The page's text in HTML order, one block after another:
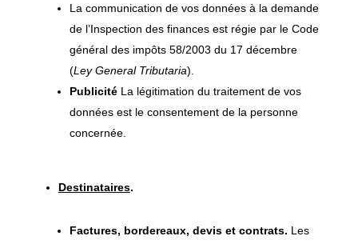
La communication de vos données à la demande
de l’Inspection des finances est régie par le Code
général des impôts 58/2003 du 17 décembre
(Ley General Tributaria).
Publicité La légitimation du traitement de vos
données est le consentement de la personne
concernée.
Destinataires.
Factures, bordereaux, devis et contrats. Les